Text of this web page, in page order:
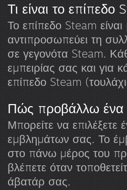
Τι είναι το επίπεδο
Το επίπεδο Steam
αντιπροσωπεύει τη
σε γεγονότα Steam.
εμπειρίας σας και για
επίπεδο Steam
Πώς προβάλλω ένα
Μπορείτε να
εμβλημάτων σας. Το
στο πάνω μέρος του
βλέπετε όταν
άβατάρ σας.